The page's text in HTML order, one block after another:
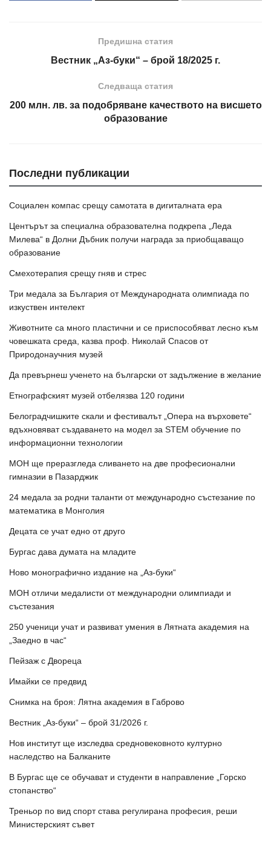
Предишна статия
Вестник „Аз-буки“ – брой 18/2025 г.
Следваща статия
200 млн. лв. за подобряване качеството на висшето
образование
Последни публикации
Социален компас срещу самотата в дигиталната ера
Центърът за специална образователна подкрепа „Леда
Милева“ в Долни Дъбник получи награда за приобщаващо
образование
Смехотерапия срещу гняв и стрес
Три медала за България от Международната олимпиада по
изкуствен интелект
Животните са много пластични и се приспособяват лесно към
човешката среда, казва проф. Николай Спасов от
Природонаучния музей
Да превърнеш ученето на български от задължение в желание
Етнографският музей отбелязва 120 години
Белоградчишките скали и фестивалът „Опера на върховете“
вдъхновяват създаването на модел за STEM обучение по
информационни технологии
МОН ще преразгледа сливането на две професионални
гимназии в Пазарджик
24 медала за родни таланти от международно състезание по
математика в Монголия
Децата се учат едно от друго
Бургас дава думата на младите
Ново монографично издание на „Аз-буки“
МОН отличи медалисти от международни олимпиади и
състезания
250 ученици учат и развиват умения в Лятната академия на
„Заедно в час“
Пейзаж с Двореца
Имайки се предвид
Снимка на броя: Лятна академия в Габрово
Вестник „Аз-буки“ – брой 31/2026 г.
Нов институт ще изследва средновековното културно
наследство на Балканите
В Бургас ще се обучават и студенти в направление „Горско
стопанство“
Треньор по вид спорт става регулирана професия, реши
Министерският съвет